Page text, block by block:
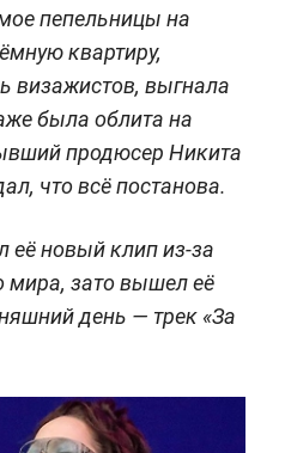
пепельницы на
квартиру,
визажистов, выгнала
была облита на
продюсер Никита
что всё постанова.
её новый клип из-за
мира, зато вышел её
день — трек «За